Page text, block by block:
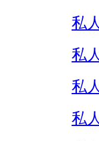
私
私
私
私